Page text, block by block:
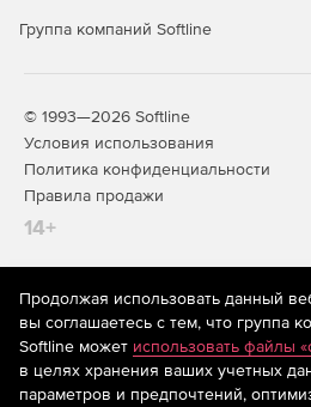
Группа компаний Softline
© 1993—2026 Softline
Условия использования
Политика конфиденциальности
Правила продажи
14+
На информационном ресурсе
рекомендательные технологии
предоставления информации на
систематизации и анализа
предпочтениям пользователей
Продолжая использовать данный
вы соглашаетесь с тем, что группа
Softline может использовать файлы
в целях хранения ваших учетных
параметров и предпочтений,